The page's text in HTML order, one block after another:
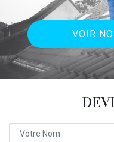
VOIR